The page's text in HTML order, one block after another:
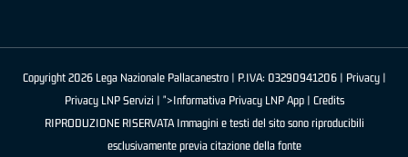
Copyright 2026 Lega Nazionale Pallacanestro | P.IVA: 03290941206 | Privacy|
Privacy LNP Servizi | ">Informativa Privacy LNP App | Credits
RIPRODUZIONE RISERVATA Immagini e testi del sito sono riproducibili
esclusivamente previa citazione della fonte